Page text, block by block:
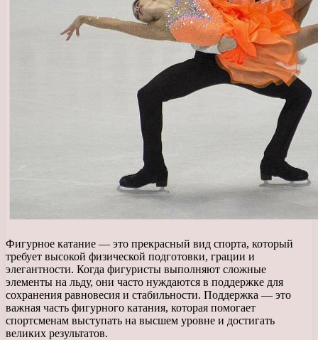
Фигурное катание — это прекрасный вид спорта, который
требует высокой физической подготовки, грации и
элегантности. Когда фигуристы выполняют сложные
элементы на льду, они часто нуждаются в поддержке для
сохранения равновесия и стабильности. Поддержка — это
важная часть фигурного катания, которая помогает
спортсменам выступать на высшем уровне и достигать
великих результатов.